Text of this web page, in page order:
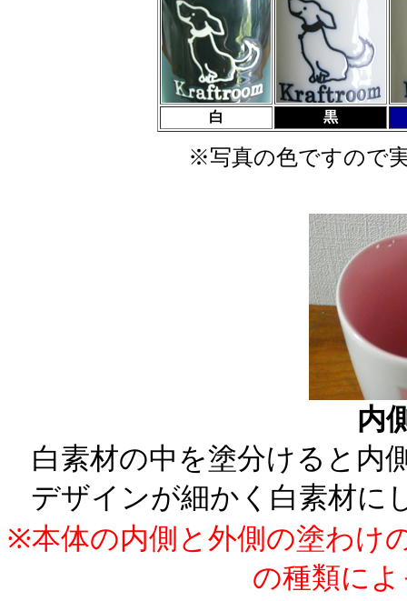
白 黒
※写真の色ですので
内
白素材の中を塗分けると内
デザインが細かく白素材に
※本体の内側と外側の塗わけ
の種類に